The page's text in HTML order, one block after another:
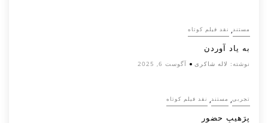
مستند, نقد فیلم کوتاه
به یاد آوردن
نوشته: لاله شاکری آگوست 6, 2025
تجربی, مستند, نقد فیلم کوتاه
پرَهیب‌ِ حضور